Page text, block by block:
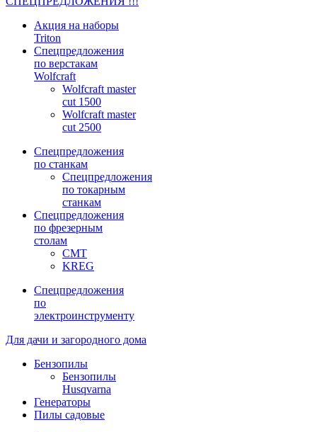
Акция на наборы
Triton
Спецпредложения
по верстакам
Wolfcraft
Wolfcraft master
cut 1500
Wolfcraft master
cut 2500
Спецпредложения
по станкам
Спецпредложения
по токарным
станкам
Спецпредложения
по фрезерным
столам
CMT
KREG
Спецпредложения
по
электроинструменту
Для дачи и загородного дома
Бензопилы
Бензопилы
Husqvarna
Генераторы
Пилы садовые